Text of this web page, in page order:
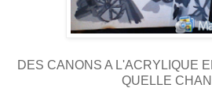
DES CANONS A L'ACRYLIQUE
QUELLE